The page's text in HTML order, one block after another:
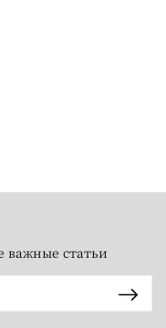
важные статьи